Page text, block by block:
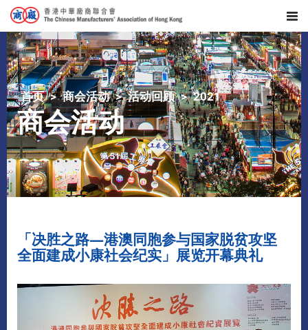
首页 商会活动 活动回顾 2021
商会活动
「决胜之路—港澳同胞参与国家脱贫攻坚
全面建成小康社会纪实」展览开幕典礼